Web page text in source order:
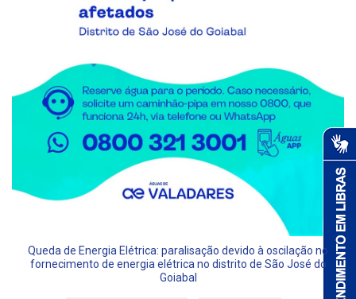
Queda de Energia Elétrica: paralisação devido à oscilação no
fornecimento de energia elétrica no distrito de São José do
Goiabal